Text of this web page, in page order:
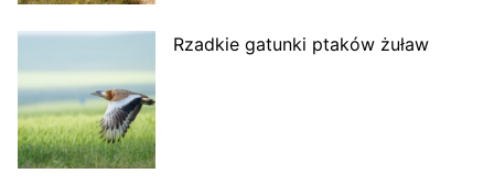
Rzadkie gatunki ptaków żuław